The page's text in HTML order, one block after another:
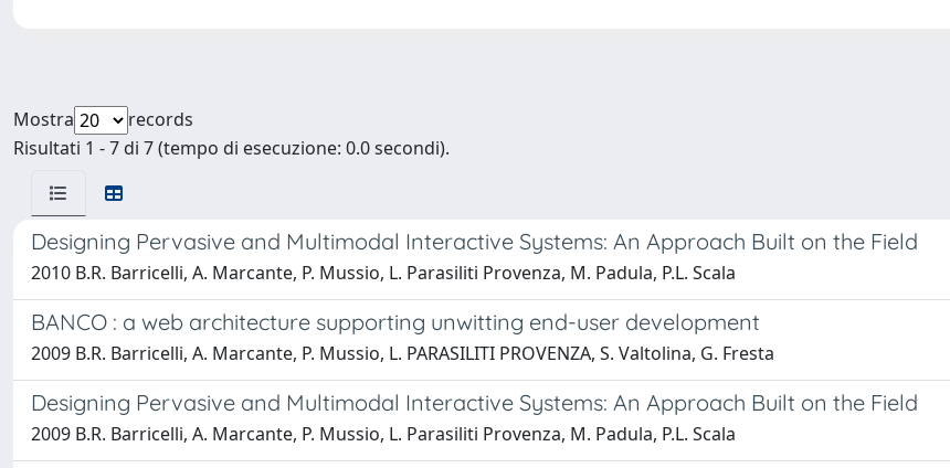
Mostra
records
Risultati 1 - 7 di 7 (tempo di esecuzione: 0.0 secondi).
Designing Pervasive and Multimodal Interactive Systems: An Approach Built on the Field
2010 B.R. Barricelli, A. Marcante, P. Mussio, L. Parasiliti Provenza, M. Padula, P.L. Scala
BANCO : a web architecture supporting unwitting end-user development
2009 B.R. Barricelli, A. Marcante, P. Mussio, L. PARASILITI PROVENZA, S. Valtolina, G. Fresta
Designing Pervasive and Multimodal Interactive Systems: An Approach Built on the Field
2009 B.R. Barricelli, A. Marcante, P. Mussio, L. Parasiliti Provenza, M. Padula, P.L. Scala